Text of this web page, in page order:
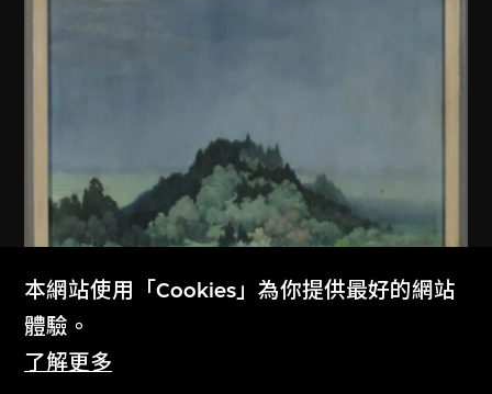
佚名 (中國內地)
無題
本網站使用「Cookies」為你提供最好的網站
體驗。
了解更多